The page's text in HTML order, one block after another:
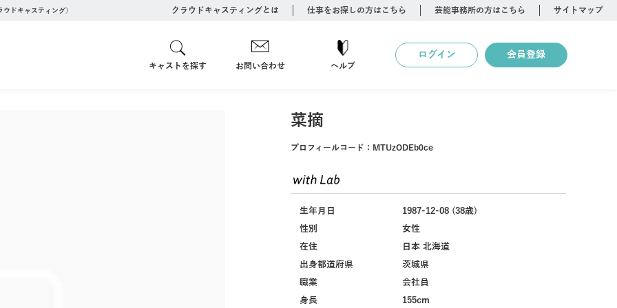
ドキャスティング） クラウドキャスティングとは 仕事をお探しの方はこちら 芸能事務所の方はこちら サイトマップ
キャストを探す お問い合わせ ヘルプ
ログイン 会員登録
菜摘
プロフィールコード： MTUzODEb0ce
生年月日
1987-12-08 (38歳)
性別
女性
在住
日本 北海道
出身都道府県
茨城県
職業
会社員
身長
155cm